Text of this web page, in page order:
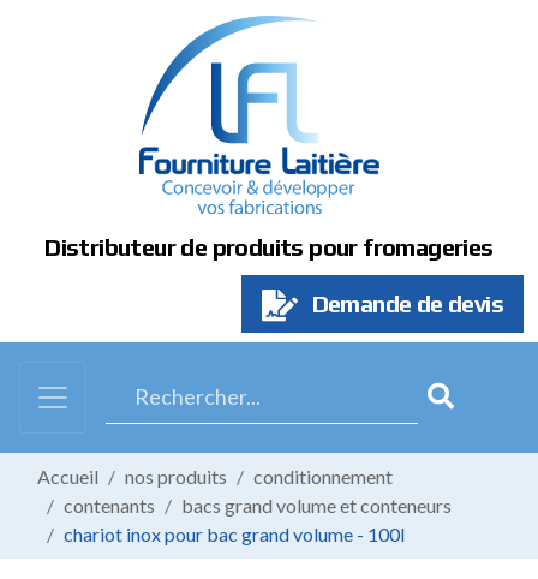
Distributeur de produits pour fromageries
Demande de devis
Accueil nos produits
conditionnement
contenants
bacs grand volume et conteneurs
chariot inox pour bac grand volume - 100l
Panneau de gestion des cookies